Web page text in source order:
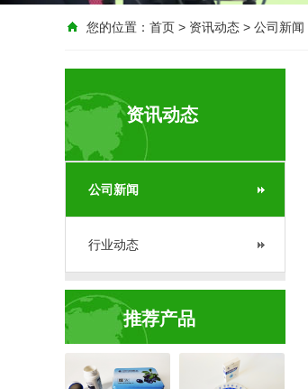
您的位置： 首页 > 资讯动态 > 公司新闻
资讯动态
公司新闻
行业动态
推荐产品